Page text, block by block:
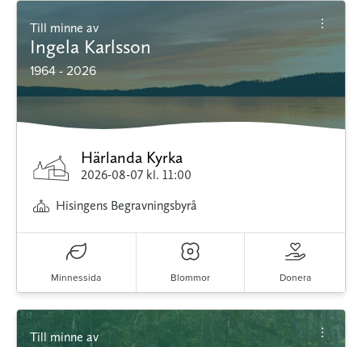
Till minne av
Ingela Karlsson
1964 - 2026
Härlanda Kyrka
2026-08-07 kl. 11:00
Hisingens Begravningsbyrå
Minnessida Blommor Donera
Till minne av